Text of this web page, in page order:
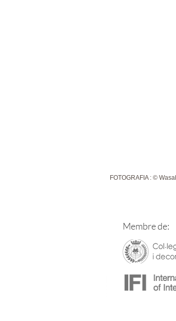
FOTOGRAFIA : ©
Membre de: